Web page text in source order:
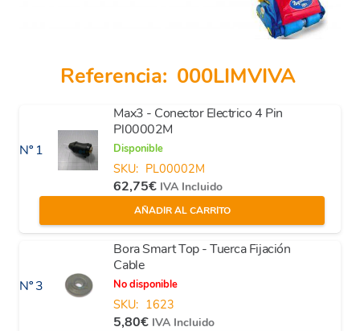
Referencia: 000LIMVIVA
Nº 1
Max3 - Conector Electrico 4 Pin
Pl00002M
Disponible
SKU: PL00002M
62,75€ IVA Incluido
AÑADIR AL CARRITO
Nº 3
Bora Smart Top - Tuerca Fijación
Cable
No disponible
SKU: 1623
5,80€ IVA Incluido